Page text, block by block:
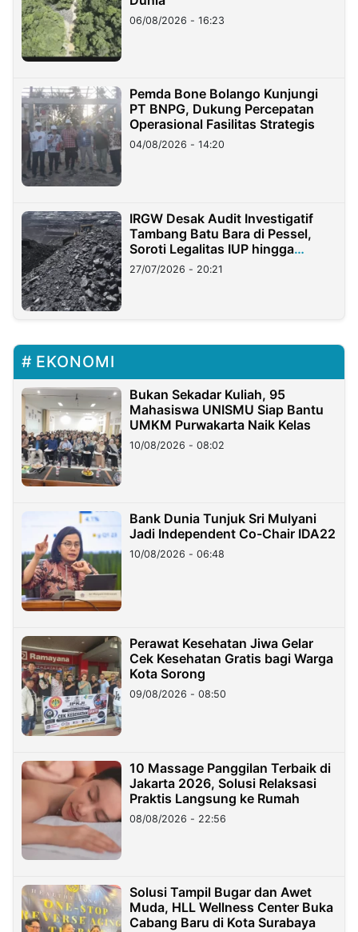
06/08/2026 - 16:23
Pemda Bone Bolango Kunjungi
PT BNPG, Dukung Percepatan
Operasional Fasilitas Strategis
04/08/2026 - 14:20
IRGW Desak Audit Investigatif
Tambang Batu Bara di Pessel,
Soroti Legalitas IUP hingga
Stockpile
27/07/2026 - 20:21
EKONOMI
Bukan Sekadar Kuliah, 95
Mahasiswa UNISMU Siap Bantu
UMKM Purwakarta Naik Kelas
10/08/2026 - 08:02
Bank Dunia Tunjuk Sri Mulyani
Jadi Independent Co-Chair IDA22
10/08/2026 - 06:48
Perawat Kesehatan Jiwa Gelar
Cek Kesehatan Gratis bagi Warga
Kota Sorong
09/08/2026 - 08:50
10 Massage Panggilan Terbaik di
Jakarta 2026, Solusi Relaksasi
Praktis Langsung ke Rumah
08/08/2026 - 22:56
Solusi Tampil Bugar dan Awet
Muda, HLL Wellness Center Buka
Cabang Baru di Kota Surabaya